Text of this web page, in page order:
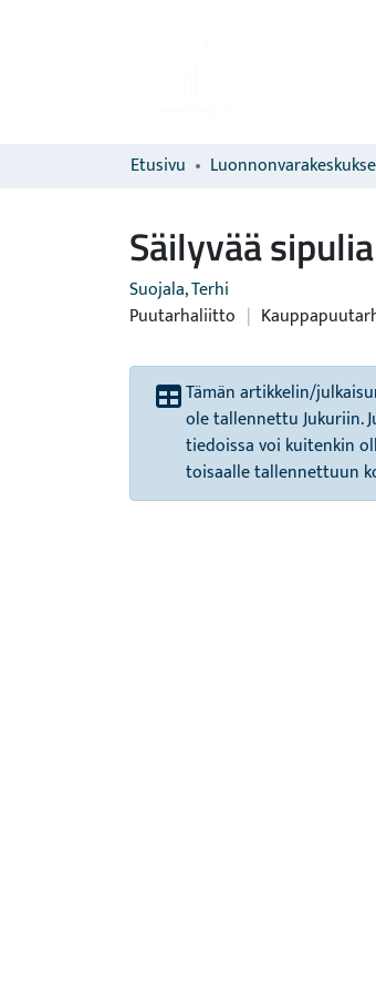
Etusivu
Säilyvää
Suojala, Terhi
Puutarhaliitto |
Tämän artikkelin/
ole tallennettu Jukuriin.
tiedoissa voi kuitenkin
toisaalle tallennettuun